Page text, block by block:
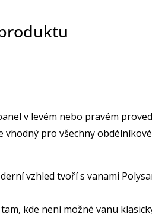
v levém nebo pravém
vhodný pro všechny
vzhled tvoří s vanami
kde není možné vanu